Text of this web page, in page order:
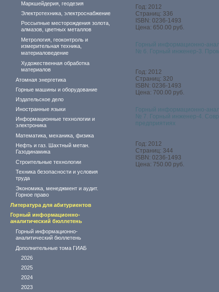
Маркшейдерия, геодезия
Электротехника, электроснабжение
Россыпные месторождения золота,
алмазов, цветных металлов
Метрология, геоконтроль и
измерительная техника,
материаловедение
Художественная обработка
материалов
Атомная энергетика
Горные машины и оборудование
Издательское дело
Иностранные языки
Информационные технологии и
электроника
Математика, механика, физика
Нефть и газ. Шахтный метан.
Газодинамика
Строительные технологии
Техника безопасности и условия
труда
Экономика, менеджмент и аудит.
Горное право
Литература для абитуриентов
Горный информационно-
аналитический бюллетень
Горный информационно-
аналитический бюллетень
Дополнительные тома ГИАБ
2026
2025
2024
2023
Год: 2012
Страниц: 336
ISBN: 0236-1493
Цена: 650.00 руб.
Горный информационно-
№ 6. Горный инженер-3.
Год: 2012
Страниц: 320
ISBN: 0236-1493
Цена: 700.00 руб.
Горный информационно-
№ 7. Горный инженер-4.
предприятиях
Год: 2012
Страниц: 344
ISBN: 0236-1493
Цена: 750.00 руб.